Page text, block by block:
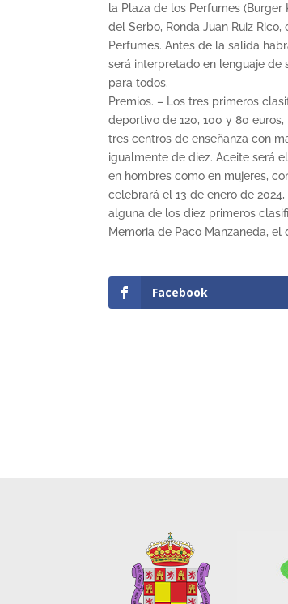
la Plaza de los Perfumes
del Serbo, Ronda Juan Ruiz
Perfumes. Antes de la salida
será interpretado en lenguaje
para todos.
Premios. – Los tres primeros
deportivo de 120, 100 y 80
tres centros de enseñanza con
igualmente de diez. Aceite será
en hombres como en mujeres,
celebrará el 13 de enero de
alguna de los diez primeros
Memoria de Paco Manzaneda,
Facebook